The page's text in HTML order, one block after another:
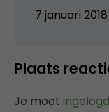
7 januari
Plaats
Je moet